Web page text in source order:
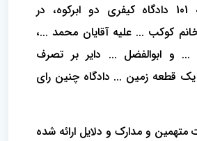
1399/06/16 شعبه 101 دادگاه کیفری دو ابرکوه، در
کوکب ... علیه آقایان محمد ...،
و ابوالفضل ... دایر بر تصرف
قطعه زمین ... دادگاه چنین رای
متهمین و مدارک و دلایل ارائه شده